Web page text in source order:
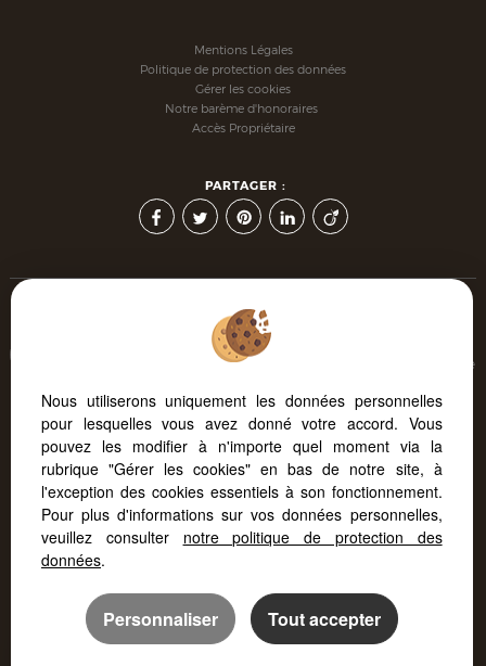
Mentions Légales
Politique de protection des données
Gérer les cookies
Notre barème d'honoraires
Accès Propriétaire
PARTAGER :
Afin de vous offrir un confort de lecture permanent, depuis
votre PC, votre tablette ou votre smartphone, notre site s'adapte
Logiciel immobilier Adapt Immo
Création site immobilier
Référencement site immobilier
Nous utiliserons uniquement les données personnelles
pour lesquelles vous avez donné votre accord. Vous
pouvez les modifier à n'importe quel moment via la
rubrique "Gérer les cookies" en bas de notre site, à
l'exception des cookies essentiels à son fonctionnement.
Pour plus d'informations sur vos données personnelles,
veuillez consulter notre politique de protection des
données.
Personnaliser Tout accepter